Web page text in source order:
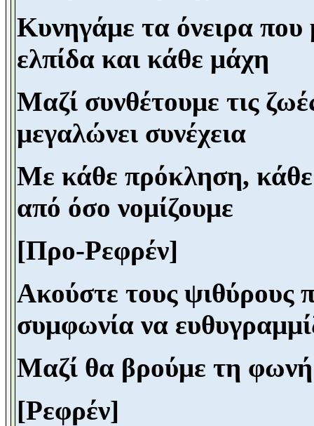
Κυνηγάμε τα όνειρα
ελπίδα και κάθε μάχη
Μαζί συνθέτουμε τις
μεγαλώνει συνέχεια
Με κάθε πρόκληση, κάθε
από όσο νομίζουμε
[Προ-Ρεφρέν]
Ακούστε τους ψιθύρους
συμφωνία να
Μαζί θα βρούμε τη
[Ρεφρέν]